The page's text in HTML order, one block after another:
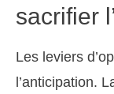
sacrifier
Les leviers
l’anticipation.